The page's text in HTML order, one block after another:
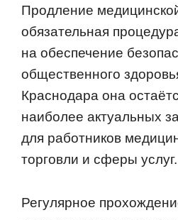
Продление
обязательная
на обеспечение
общественного
Краснодара она
наиболее актуальных
для работников
торговли и сферы услуг.
Регулярное